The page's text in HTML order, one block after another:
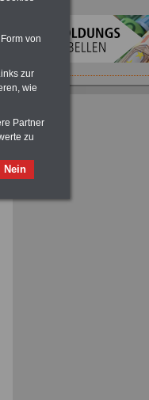
von
zur
wie
Partner
zu
Nein